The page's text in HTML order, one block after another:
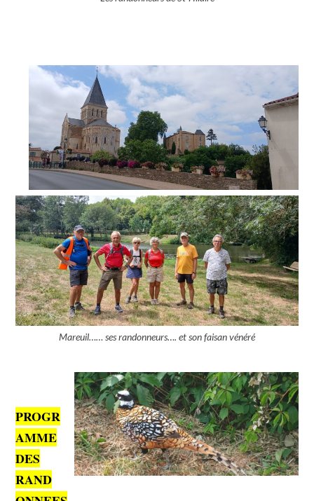
Mareuil…… ses randonneurs…. et son faisan vénéré
PROGR
AMME
DES
RAND